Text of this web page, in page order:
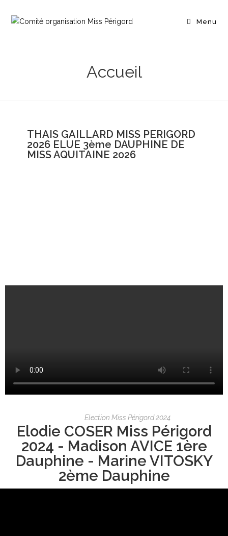
Menu
Accueil
THAIS GAILLARD MISS PERIGORD
2026 ELUE 3ème DAUPHINE DE
MISS AQUITAINE 2026
Election Miss Périgord 2024
Elodie COSER Miss Périgord
2024 - Madison AVICE 1ère
Dauphine - Marine VITOSKY
2ème Dauphine